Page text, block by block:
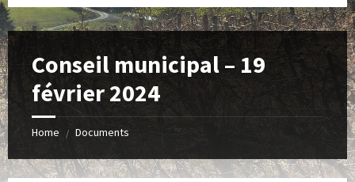
Conseil municipal – 19
février 2024
Home / Documents